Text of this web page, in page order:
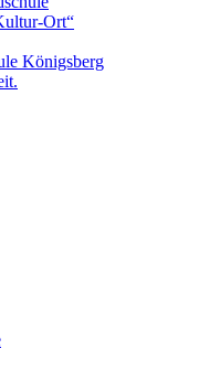
Ort“
Königsberg